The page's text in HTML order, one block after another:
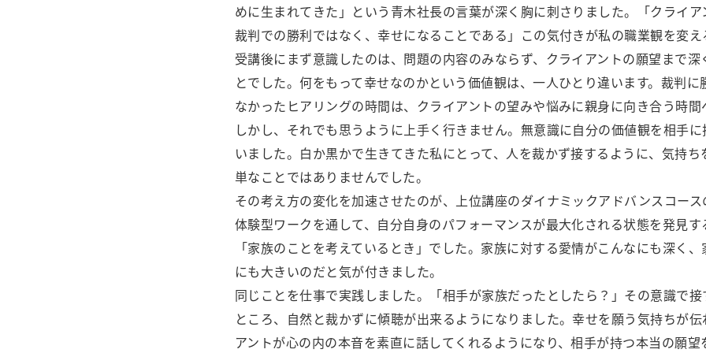
めに生まれてきた」という青木社長の言葉が深く胸に刺さりました。「クライ
裁判での勝利ではなく、幸せになることである」この気付きが私の職業観を変
受講後にまず意識したのは、問題の内容のみならず、クライアントの願望まで
とでした。何をもって幸せなのかという価値観は、一人ひとり違います。裁判
なかったヒアリングの時間は、クライアントの望みや悩みに親身に向き合う時
しかし、それでも思うように上手く行きません。無意識に自分の価値観を相手
いました。白か黒かで生きてきた私にとって、人を裁かず接するように、気持
単なことではありませんでした。
その考え方の変化を加速させたのが、上位講座のダイナミックアドバンスコー
体験型ワークを通して、自分自身のパフォーマンスが最大化される状態を発見
「家族のことを考えているとき」でした。家族に対する愛情がこんなにも深く
にも大きいのだと気が付きました。
同じことを仕事で実践しました。「相手が家族だったとしたら？」その意識で
ところ、自然と裁かずに傾聴が出来るようになりました。幸せを願う気持ちが
アントが心の内の本音を素直に話してくれるようになり、相手が持つ本当の願